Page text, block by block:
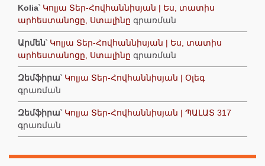
Kolia՝ Կոլյա Տեր-Հովհաննիսյան | Ես, տատիս
արհեստանոցը, Ստալինը գրառման
Արմեն՝ Կոլյա Տեր-Հովհաննիսյան | Ես, տատիս
արհեստանոցը, Ստալինը գրառման
Զեմֆիրա՝ Կոլյա Տեր-Հովհաննիսյան | Օլեգ
գրառման
Զեմֆիրա՝ Կոլյա Տեր-Հովհաննիսյան | ՊԱԼԱՏ 317
գրառման